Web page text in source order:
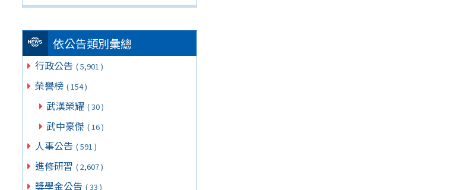
依公告類別彙總
行政公告 ( 5,901 )
榮譽榜 ( 154 )
武漢榮耀 ( 30 )
武中豪傑 ( 16 )
人事公告 ( 591 )
進修研習 ( 2,607 )
獎學金公告 ( 33 )